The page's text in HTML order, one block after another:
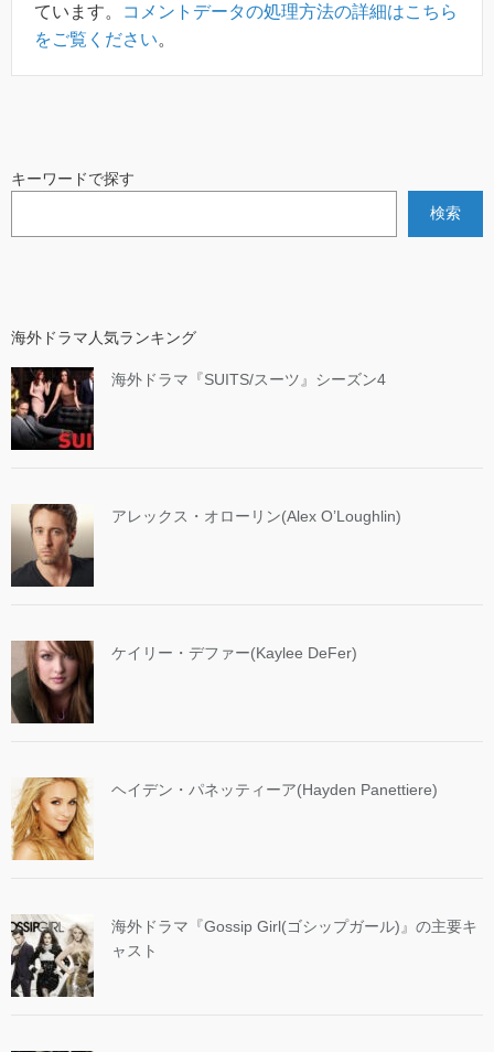
ています。
コメントデータの処理方法の詳細はこちら
をご覧ください。
キーワードで探す
検索
海外ドラマ人気ランキング
海外ドラマ『SUITS/スーツ』シーズン4
アレックス・オローリン(Alex O’Loughlin)
ケイリー・デファー(Kaylee DeFer)
ヘイデン・パネッティーア(Hayden Panettiere)
海外ドラマ『Gossip Girl(ゴシップガール)』の主要キ
ャスト